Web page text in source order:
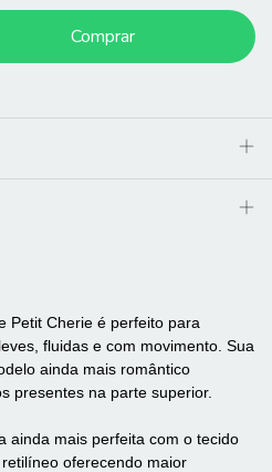
Petit Cherie é perfeito para
fluidas e com movimento. Sua
ainda mais romântico
presentes na parte superior.
ainda mais perfeita com o tecido
oferecendo maior